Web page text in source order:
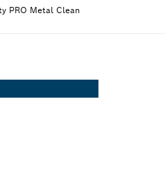
PRO Metal Clean